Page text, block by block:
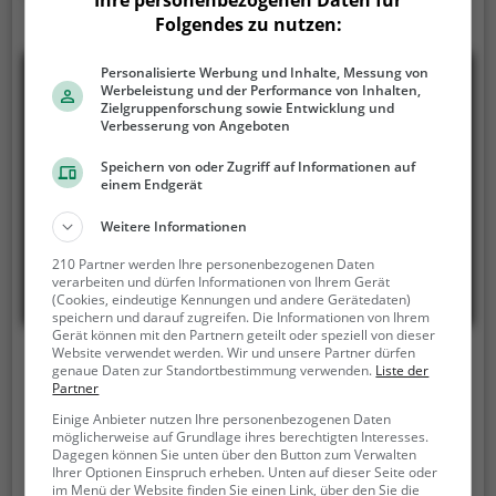
Hallenbad Spiegelfeld Binningen
Das Hallenbad Spiegelfeld Binningen ist ein
Erlebnisbad in Binningen. Egal ob jung oder alt,
Folgendes zu nutzen:
Personalisierte Werbung und Inhalte, Messung von
Werbeleistung und der Performance von Inhalten,
Zielgruppenforschung sowie Entwicklung und
Verbesserung von Angeboten
Speichern von oder Zugriff auf Informationen auf
einem Endgerät
Weitere Informationen
210 Partner werden Ihre personenbezogenen Daten
verarbeiten und dürfen Informationen von Ihrem Gerät
(Cookies, eindeutige Kennungen und andere Gerätedaten)
speichern und darauf zugreifen. Die Informationen von Ihrem
Gerät können mit den Partnern geteilt oder speziell von dieser
Website verwendet werden. Wir und unsere Partner dürfen
genaue Daten zur Standortbestimmung verwenden. Liste der
Partner
Einige Anbieter nutzen Ihre personenbezogenen Daten
möglicherweise auf Grundlage ihres berechtigten Interesses.
Dagegen können Sie unten über den Button zum Verwalten
Ihrer Optionen Einspruch erheben. Unten auf dieser Seite oder
im Menü der Website finden Sie einen Link, über den Sie die